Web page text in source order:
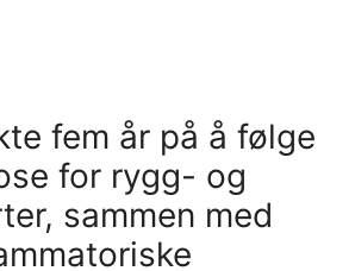
fem år på å følge
for rygg- og
sammen med